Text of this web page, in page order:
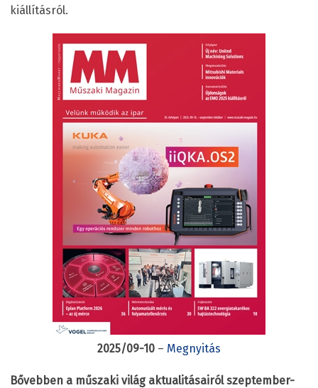
kiállításról.
2025/09-10 – Megnyitás
Bővebben a műszaki világ aktualitásairól szeptember-